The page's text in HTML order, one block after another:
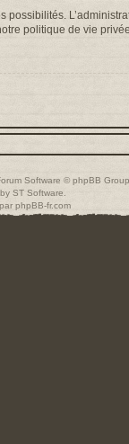
politique de vie
Software © phpBB Group
ST Software
phpBB-fr.com